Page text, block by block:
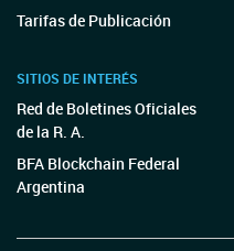
Tarifas de Publicación
SITIOS DE INTERÉS
Red de Boletines Oficiales
de la R. A.
BFA Blockchain Federal
Argentina